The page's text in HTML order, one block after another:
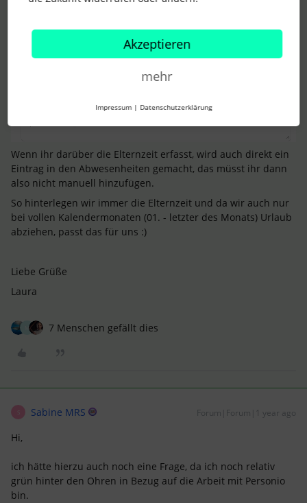
Wenn ihr darüber die Elternzeit erfasst, wird auch direkt ein
Eintrag in den Abwesenheiten gemacht, das müsst ihr dann
also nicht manuell hinzufügen.
So hinterlegen wir immer die Elternzeit und da wir auch nur
bei vollen Kalendermonaten (01. - letzter des Monats) Urlaub
abziehen, passt das für uns :)
Liebe Grüße
Laura
M 7 Menschen gefällt dies
Sabine MRS Forum|Forum|1 year ago
Hi,
ich hätte hierzu auch noch eine Frage, da ich noch relativ
grün hinter den Ohren in Bezug auf die Arbeit mit Personio
bin.
Akzeptieren
mehr
Impressum | Datenschutzerklärung